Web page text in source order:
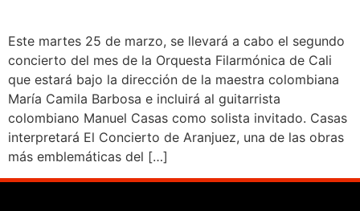
Este martes 25 de marzo, se llevará a cabo el segundo
concierto del mes de la Orquesta Filarmónica de Cali
que estará bajo la dirección de la maestra colombiana
María Camila Barbosa e incluirá al guitarrista
colombiano Manuel Casas como solista invitado. Casas
interpretará El Concierto de Aranjuez, una de las obras
más emblemáticas del […]